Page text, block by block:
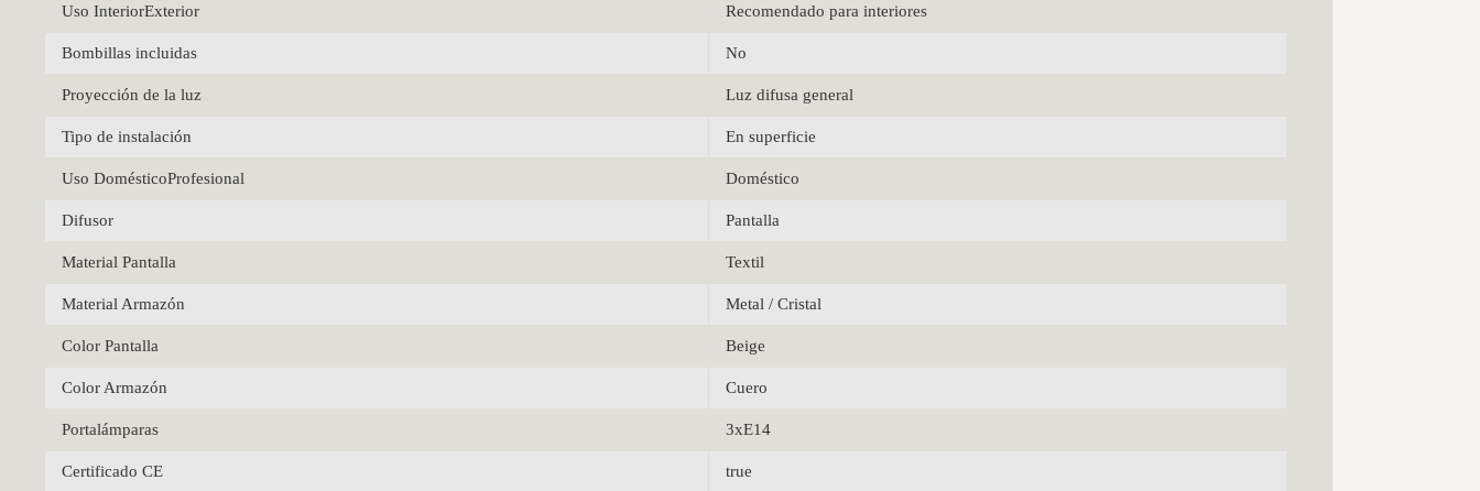
Uso InteriorExterior Recomendado para interiores
Bombillas incluidas No
Proyección de la luz Luz difusa general
Tipo de instalación En superficie
Uso DomésticoProfesional Doméstico
Difusor Pantalla
Material Pantalla Textil
Material Armazón Metal / Cristal
Color Pantalla Beige
Color Armazón Cuero
Portalámparas 3xE14
Certificado CE true